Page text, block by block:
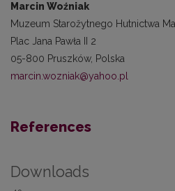
Marcin Woźniak
Muzeum Starožytnego Hutnictwa
Plac Jana Pawła II 2
05-800 Pruszków, Polska
marcin.wozniak@yahoo.pl
References
Downloads